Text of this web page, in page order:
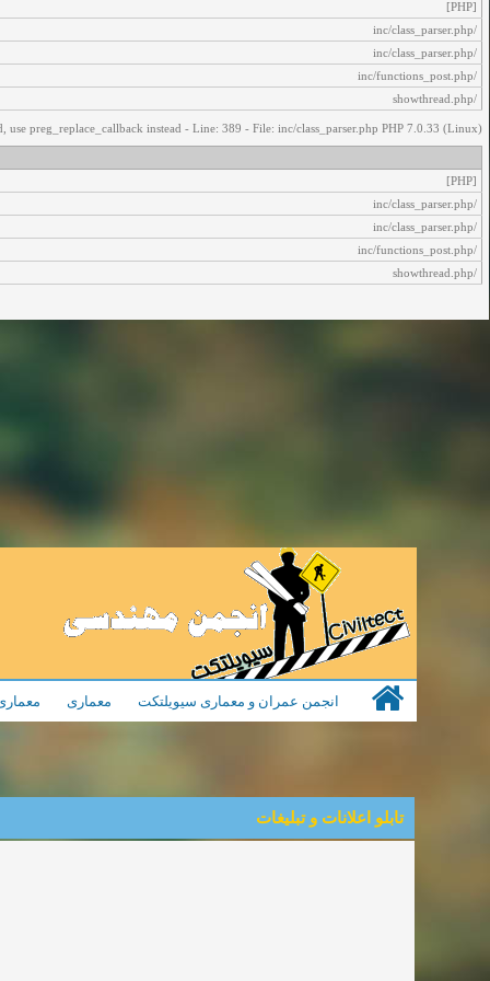
[PHP]
/inc/class_parser.php
/inc/class_parser.php
/inc/functions_post.php
/showthread.php
preg_replace_callback instead - Line: 389 - File: inc/class_parser.php PHP 7.0.33 (Linux)
[PHP]
/inc/class_parser.php
/inc/class_parser.php
/inc/functions_post.php
/showthread.php
انجمن عمران و معماری سیویلتکت معماری
تابلو اعلانات و تبلیغات